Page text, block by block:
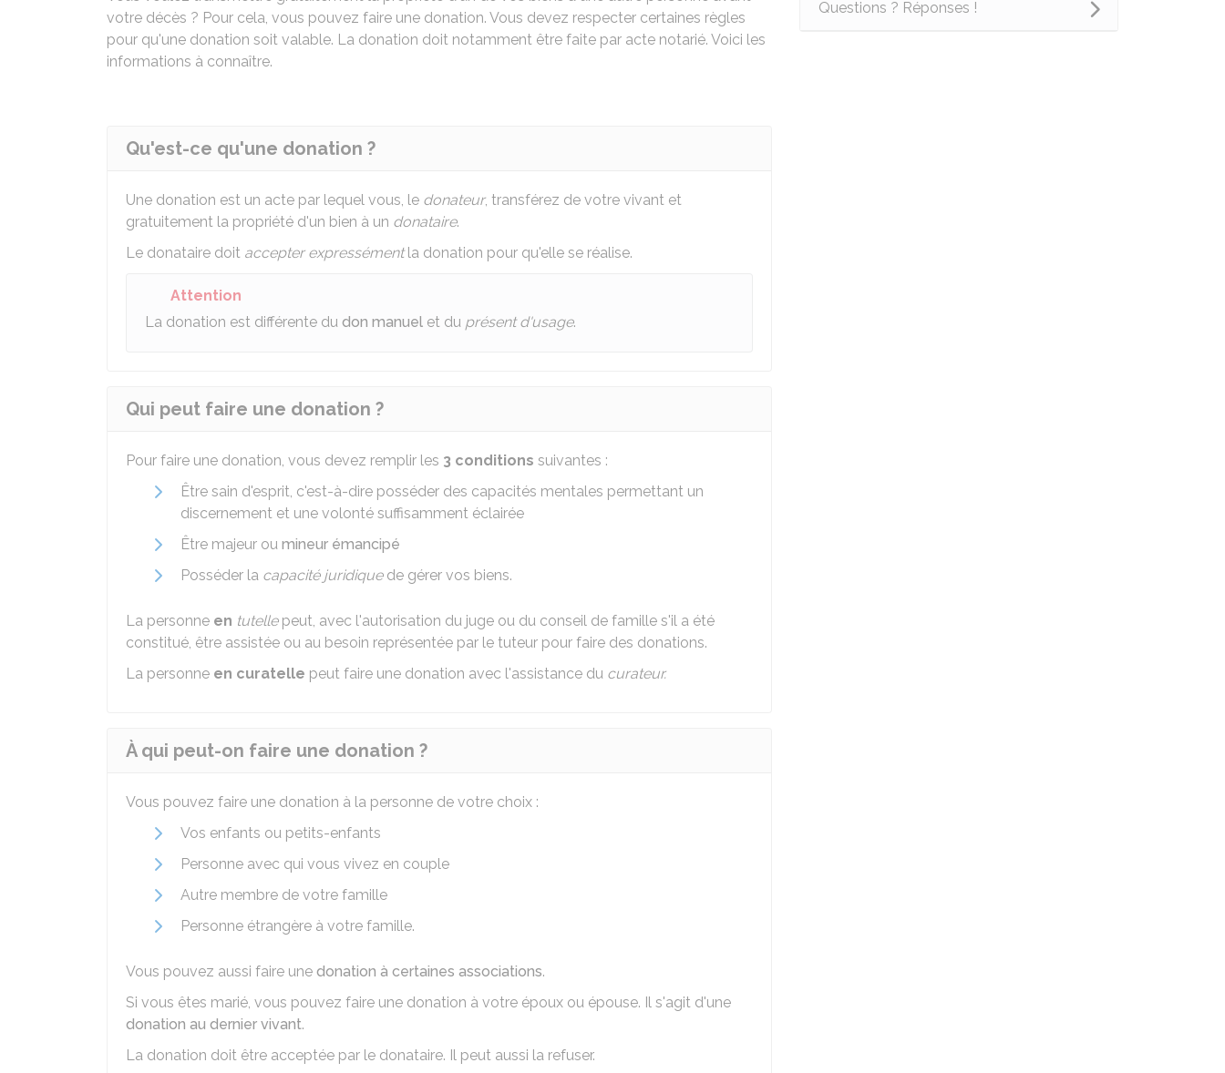
votre décès ? Pour cela, vous pouvez faire une donation. Vous devez respecter certaines règles
pour qu'une donation soit valable. La donation doit notamment être faite par acte notarié. Voici les
informations à connaître.
Qu'est-ce qu'une donation ?
Une donation est un acte par lequel vous, le donateur, transférez de votre vivant et
gratuitement la propriété d'un bien à un donataire.
Le donataire doit accepter expressémentla donation pour qu'elle se réalise.
Attention
La donation est différente du don manuel et du présent d'usage.
Qui peut faire une donation ?
Pour faire une donation, vous devez remplir les 3 conditions suivantes :
Être sain d'esprit, c'est-à-dire posséder des capacités mentales permettant un
discernement et une volonté suffisamment éclairée
Être majeur ou mineur émancipé
Posséder la capacité juridiquede gérer vos biens.
La personne en tutellepeut, avec l'autorisation du juge ou du conseil de famille s'il a été
constitué, être assistée ou au besoin représentée par le tuteur pour faire des donations.
La personne en curatelle peut faire une donation avec l'assistance du curateur.
À qui peut-on faire une donation ?
Vous pouvez faire une donation à la personne de votre choix :
Vos enfants ou petits-enfants
Personne avec qui vous vivez en couple
Autre membre de votre famille
Personne étrangère à votre famille.
Vous pouvez aussi faire une donation à certaines associations.
Si vous êtes marié, vous pouvez faire une donation à votre époux ou épouse. Il s'agit d'une
donation au dernier vivant.
La donation doit être acceptée par le donataire. Il peut aussi la refuser.
Questions ? Réponses !